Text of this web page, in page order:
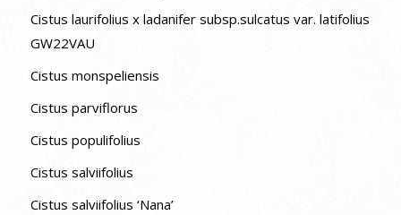
Cistus laurifolius x ladanifer subsp.sulcatus var. latifolius
GW22VAU
Cistus monspeliensis
Cistus parviflorus
Cistus populifolius
Cistus salviifolius
Cistus salviifolius ‘Nana’